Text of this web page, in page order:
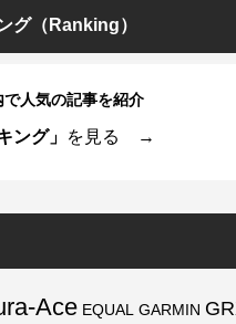
グ（Ranking）
で人気の記事を紹介
ング」 を見る →
Ace EQUAL GARMIN